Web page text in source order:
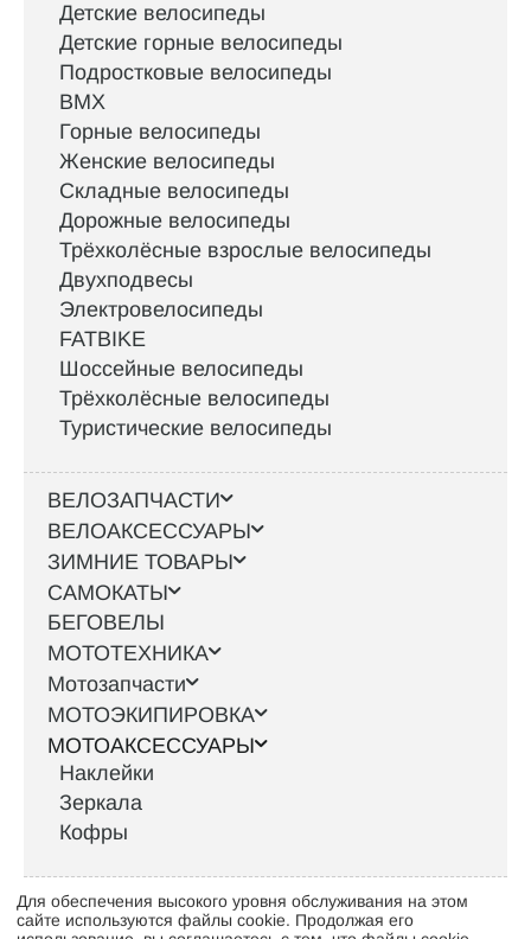
Детские велосипеды
Детские горные велосипеды
Подростковые велосипеды
BMX
Горные велосипеды
Женские велосипеды
Складные велосипеды
Дорожные велосипеды
Трёхколёсные взрослые велосипеды
Двухподвесы
Электровелосипеды
FATBIKE
Шоссейные велосипеды
Трёхколёсные велосипеды
Туристические велосипеды
ВЕЛОЗАПЧАСТИ
ВЕЛОАКСЕССУАРЫ
ЗИМНИЕ ТОВАРЫ
САМОКАТЫ
БЕГОВЕЛЫ
МОТОТЕХНИКА
Мотозапчасти
МОТОЭКИПИРОВКА
МОТОАКСЕССУАРЫ
Наклейки
Зеркала
Кофры
Интернет-магазин велосипедов VELO52.RU
Для обеспечения высокого уровня обслуживания на этом
сайте используются файлы cookie. Продолжая его